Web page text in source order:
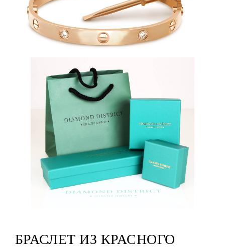
БРАСЛЕТ ИЗ КРАСНОГО